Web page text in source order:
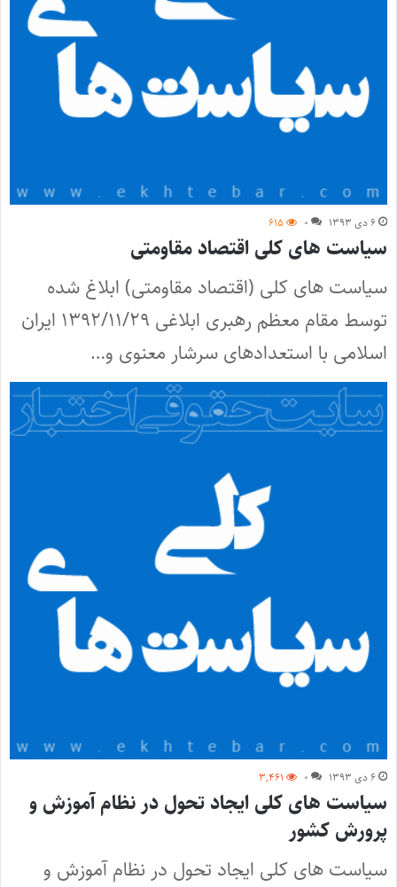
۶ دی ۱۳۹۳ ۰ ۶۱۵
سیاست های کلی اقتصاد مقاومتی
سیاست های کلی (اقتصاد مقاومتی) ابلاغ شده
توسط مقام معظم رهبری ابلاغی ۱۳۹۲/۱۱/۲۹ ایران
اسلامی با استعدادهای سرشار معنوی و…
۶ دی ۱۳۹۳ ۰ ۳,۴۶۱
سیاست های کلی ایجاد تحول در نظام آموزش و
پرورش کشور
سیاست های کلی ایجاد تحول در نظام آموزش و